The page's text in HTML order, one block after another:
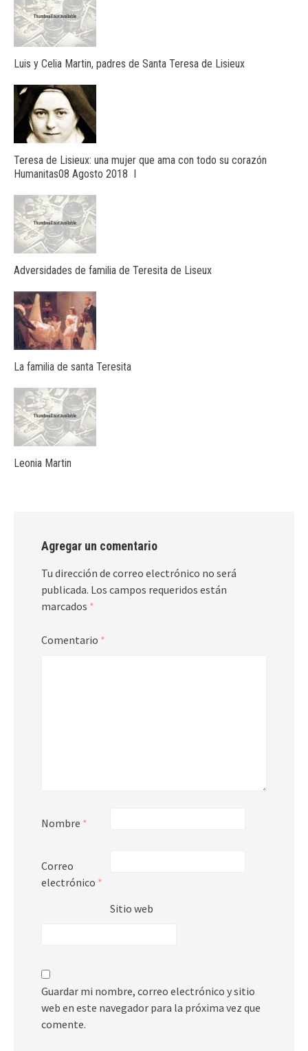
Luis y Celia Martin, padres de Santa Teresa de Lisieux
Teresa de Lisieux: una mujer que ama con todo su corazón
Humanitas08 Agosto 2018 I
Adversidades de familia de Teresita de Liseux
La familia de santa Teresita
Leonia Martin
Agregar un comentario
Tu dirección de correo electrónico no será
publicada. Los campos requeridos están
marcados *
Comentario *
Nombre *
Correo
electrónico *
Sitio web
Guardar mi nombre, correo electrónico y sitio
web en este navegador para la próxima vez que
comente.